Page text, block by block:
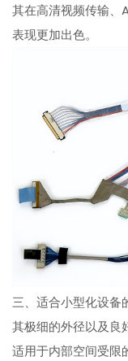
其在高清视频传输、
表现更加出色。
三、适合小型化设备
其极细的外径以及良
适用于内部空间受限